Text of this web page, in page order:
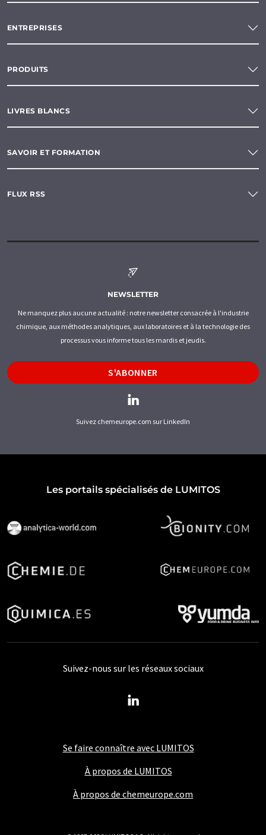
ENTREPRISES
PRODUITS
LIVRES BLANCS
SAVOIR ET FORMATION
FLUX RSS
NEWSLETTER
Ne manquez plus aucune actualité : notre newsletter consacrée à l'industrie
chimique, aux méthodes analytiques, aux laboratoires et à la technologie des
processus vous informe tous les mardis et jeudis.
S'ABONNER
Suivez chemeurope.com sur LinkedIn
Les portails spécialisés de LUMITOS
Se faire connaître avec LUMITOS
À propos de LUMITOS
À propos de chemeurope.com
Suivez-nous sur les réseaux sociaux